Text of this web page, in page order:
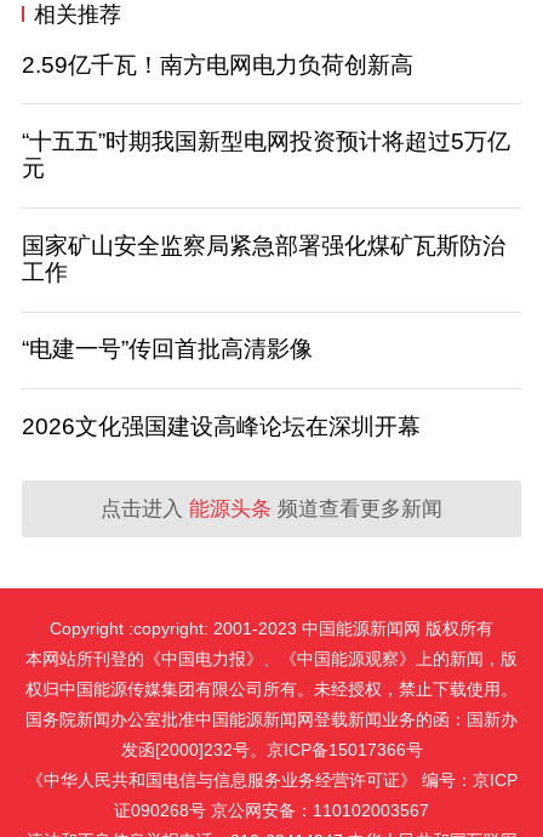
相关推荐
2.59亿千瓦！南方电网电力负荷创新高
“十五五”时期我国新型电网投资预计将超过5万亿
元
国家矿山安全监察局紧急部署强化煤矿瓦斯防治
工作
“电建一号”传回首批高清影像
2026文化强国建设高峰论坛在深圳开幕
点击进入 能源头条 频道查看更多新闻
Copyright :copyright: 2001-2023 中国能源新闻网 版权所有
本网站所刊登的《中国电力报》、《中国能源观察》上的新闻，版
权归中国能源传媒集团有限公司所有。未经授权，禁止下载使用。
国务院新闻办公室批准中国能源新闻网登载新闻业务的函：国新办
发函[2000]232号。京ICP备15017366号
《中华人民共和国电信与信息服务业务经营许可证》 编号：京ICP
证090268号 京公网安备：110102003567